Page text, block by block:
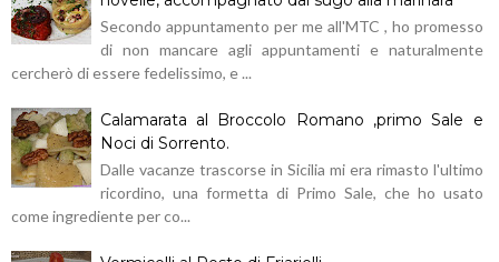
Secondo appuntamento per me all'MTC , ho promesso
di non mancare agli appuntamenti e naturalmente
cercherò di essere fedelissimo, e ...
Calamarata al Broccolo Romano ,primo Sale e
Noci di Sorrento.
Dalle vacanze trascorse in Sicilia mi era rimasto l'ultimo
ricordino, una formetta di Primo Sale, che ho usato
come ingrediente per co...